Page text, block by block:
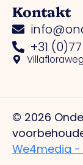
Kontakt
+31
© 2026
We4media -